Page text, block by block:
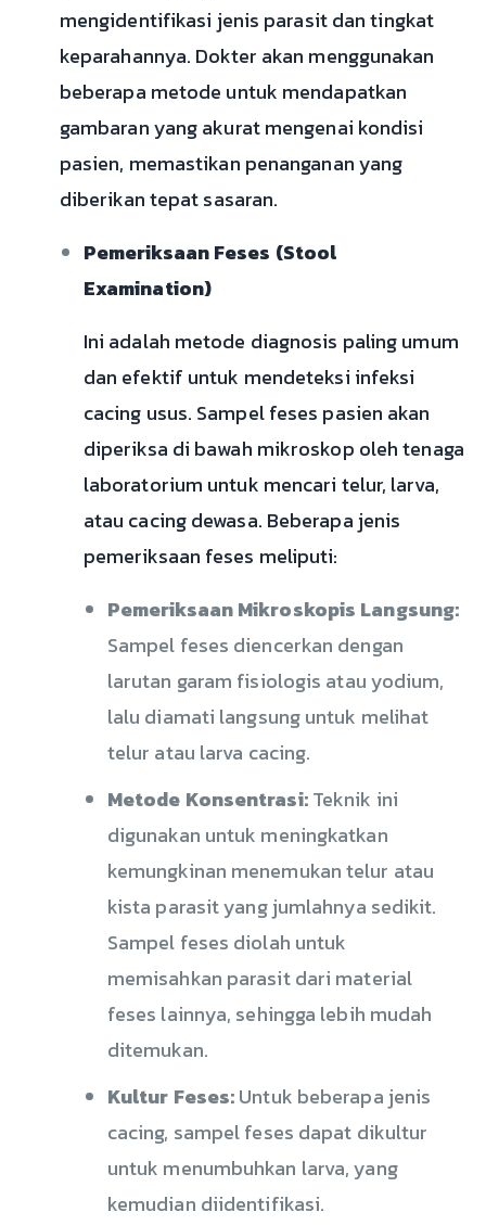
mengidentifikasi jenis parasit dan tingkat
keparahannya. Dokter akan menggunakan
beberapa metode untuk mendapatkan
gambaran yang akurat mengenai kondisi
pasien, memastikan penanganan yang
diberikan tepat sasaran.
Pemeriksaan Feses (Stool
Examination)
Ini adalah metode diagnosis paling umum
dan efektif untuk mendeteksi infeksi
cacing usus. Sampel feses pasien akan
diperiksa di bawah mikroskop oleh tenaga
laboratorium untuk mencari telur, larva,
atau cacing dewasa. Beberapa jenis
pemeriksaan feses meliputi:
Pemeriksaan Mikroskopis Langsung:
Sampel feses diencerkan dengan
larutan garam fisiologis atau yodium,
lalu diamati langsung untuk melihat
telur atau larva cacing.
Metode Konsentrasi:Teknik ini
digunakan untuk meningkatkan
kemungkinan menemukan telur atau
kista parasit yang jumlahnya sedikit.
Sampel feses diolah untuk
memisahkan parasit dari material
feses lainnya, sehingga lebih mudah
ditemukan.
Kultur Feses:Untuk beberapa jenis
cacing, sampel feses dapat dikultur
untuk menumbuhkan larva, yang
kemudian diidentifikasi.